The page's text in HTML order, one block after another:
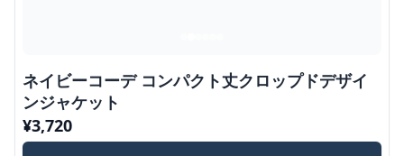
ネイビーコーデ コンパクト丈クロップドデザイ
ンジャケット
¥3,720